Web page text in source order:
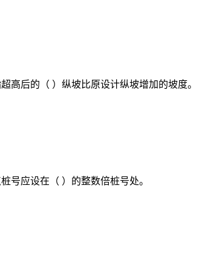
高后的（ ）纵坡比原设计纵坡增加的坡度。
号应设在（ ）的整数倍桩号处。